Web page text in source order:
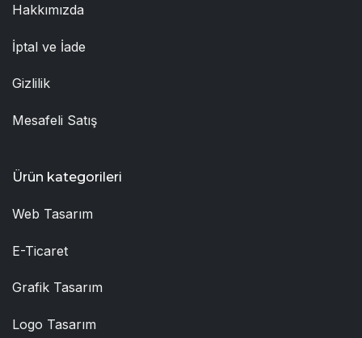
Hakkımızda
İptal ve İade
Gizlilik
Mesafeli Satış
Ürün kategorileri
Web Tasarım
E-Ticaret
Grafik Tasarım
Logo Tasarım